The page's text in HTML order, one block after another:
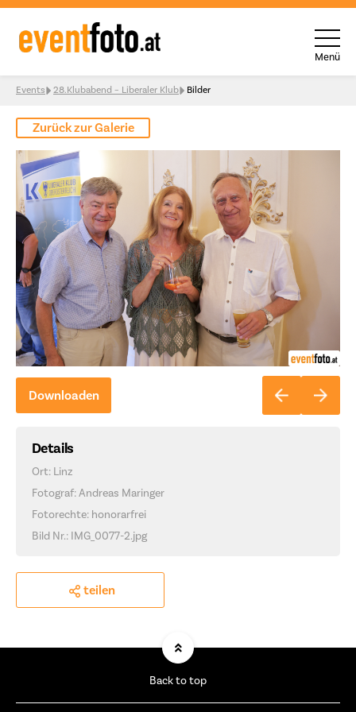
Skip to content
Menü
Events 28.Klubabend – Liberaler Klub Bilder
Zurück zur Galerie
Downloaden
Details
Ort: Linz
Fotograf: Andreas Maringer
Fotorechte: honorarfrei
Bild Nr.: IMG_0077-2.jpg
teilen
Back to top